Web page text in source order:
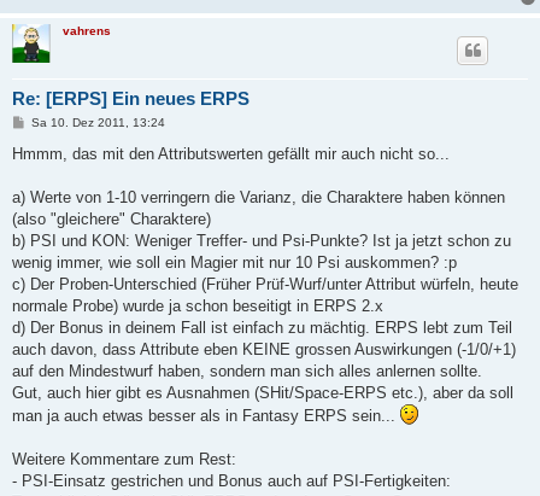
vahrens
Re: [ERPS] Ein neues ERPS
B
i
a
Sa 10. Dez 2011, 13:24
Hmmm, das mit den Attributswerten gefällt mir auch nicht so...
a) Werte von 1-10 verringern die Varianz, die Charaktere haben können
(also "gleichere" Charaktere)
b) PSI und KON: Weniger Treffer- und Psi-Punkte? Ist ja jetzt schon zu
wenig immer, wie soll ein Magier mit nur 10 Psi auskommen? :p
c) Der Proben-Unterschied (Früher Prüf-Wurf/unter Attribut würfeln, heute
normale Probe) wurde ja schon beseitigt in ERPS 2.x
d) Der Bonus in deinem Fall ist einfach zu mächtig. ERPS lebt zum Teil
auch davon, dass Attribute eben KEINE grossen Auswirkungen (-1/0/+1)
auf den Mindestwurf haben, sondern man sich alles anlernen sollte.
Gut, auch hier gibt es Ausnahmen (SHit/Space-ERPS etc.), aber da soll
man ja auch etwas besser als in Fantasy ERPS sein...
Weitere Kommentare zum Rest:
- PSI-Einsatz gestrichen und Bonus auch auf PSI-Fertigkeiten: